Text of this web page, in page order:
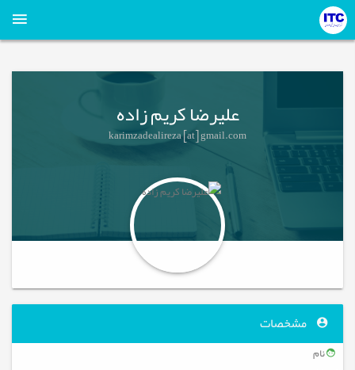
علیرضا کریم زاده
karimzadealireza [at] gmail.com
مشخصات
نام